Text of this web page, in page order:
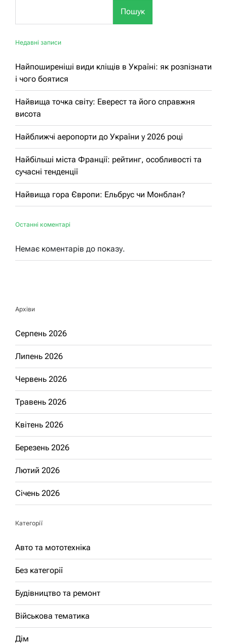
Пошук
Недавні записи
Найпоширеніші види кліщів в Україні: як розпізнати
і чого боятися
Найвища точка світу: Еверест та його справжня
висота
Найближчі аеропорти до України у 2026 році
Найбільші міста Франції: рейтинг, особливості та
сучасні тенденції
Найвища гора Європи: Ельбрус чи Монблан?
Останні коментарі
Немає коментарів до показу.
Архіви
Серпень 2026
Липень 2026
Червень 2026
Травень 2026
Квітень 2026
Березень 2026
Лютий 2026
Січень 2026
Категорії
Авто та мототехніка
Без категорії
Будівництво та ремонт
Військова тематика
Дім